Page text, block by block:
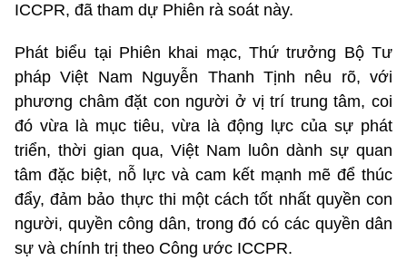
ICCPR, đã tham dự Phiên rà soát này.
Phát biểu tại Phiên khai mạc, Thứ trưởng Bộ Tư
pháp Việt Nam Nguyễn Thanh Tịnh nêu rõ, với
phương châm đặt con người ở vị trí trung tâm, coi
đó vừa là mục tiêu, vừa là động lực của sự phát
triển, thời gian qua, Việt Nam luôn dành sự quan
tâm đặc biệt, nỗ lực và cam kết mạnh mẽ để thúc
đẩy, đảm bảo thực thi một cách tốt nhất quyền con
người, quyền công dân, trong đó có các quyền dân
sự và chính trị theo Công ước ICCPR.